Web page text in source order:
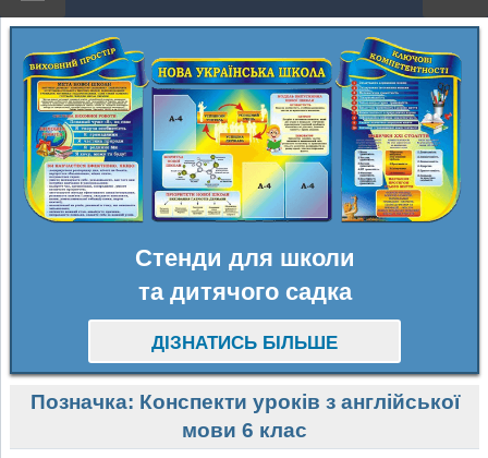
Стенди для школи
та дитячого садка
ДІЗНАТИСЬ БІЛЬШЕ
Позначка: Конспекти уроків з англійської
мови 6 клас